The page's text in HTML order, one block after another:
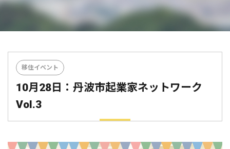
移住イベント
10月28日：丹波市起業家ネットワーク
Vol.3